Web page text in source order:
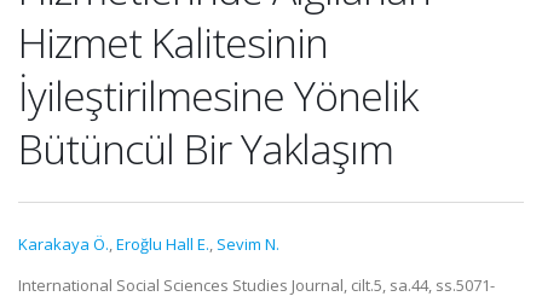
Hizmet Kalitesinin
İyileştirilmesine Yönelik
Bütüncül Bir Yaklaşım
Karakaya Ö.,Eroğlu Hall E., Sevim N.
International Social Sciences Studies Journal, cilt.5, sa.44, ss.5071-